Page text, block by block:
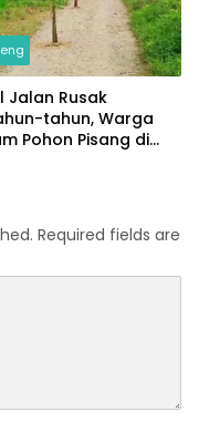
Jalan Rusak
tahun, Warga
Pohon Pisang di
Required fields are